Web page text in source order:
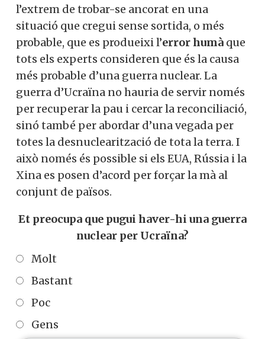
l’extrem de trobar-se ancorat en una
situació que cregui sense sortida, o més
probable, que es produeixi l’error humà que
tots els experts consideren que és la causa
més probable d’una guerra nuclear. La
guerra d’Ucraïna no hauria de servir només
per recuperar la pau i cercar la reconciliació,
sinó també per abordar d’una vegada per
totes la desnuclearització de tota la terra. I
això només és possible si els EUA, Rússia i la
Xina es posen d’acord per forçar la mà al
conjunt de països.
Et preocupa que pugui haver-hi una guerra
nuclear per Ucraïna?
Molt
Bastant
Poc
Gens